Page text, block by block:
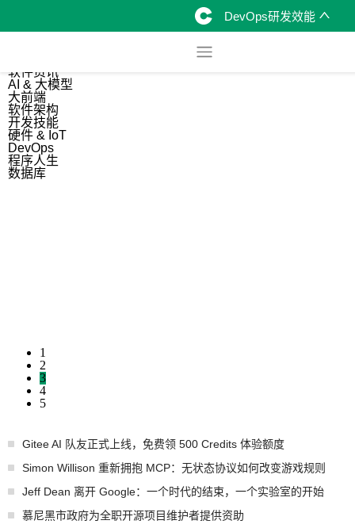
DevOps研发效能
软件资讯
AI & 大模型
大前端
软件架构
开发技能
硬件 & IoT
DevOps
程序人生
数据库
1
2
3
4
5
Gitee AI 队友正式上线，免费领 500 Credits 体验额度
Simon Willison 重新拥抱 MCP：无状态协议如何改变游戏规则
Jeff Dean 离开 Google：一个时代的结束，一个实验室的开始
慕尼黑市政府为全职开源项目维护者提供资助